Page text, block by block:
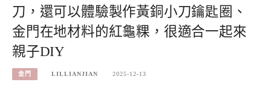
刀，還可以體驗製作黃銅小刀鑰匙圈、
金門在地材料的紅龜粿，很適合一起來
親子DIY
金門 LILLIANJIAN 2025-12-13